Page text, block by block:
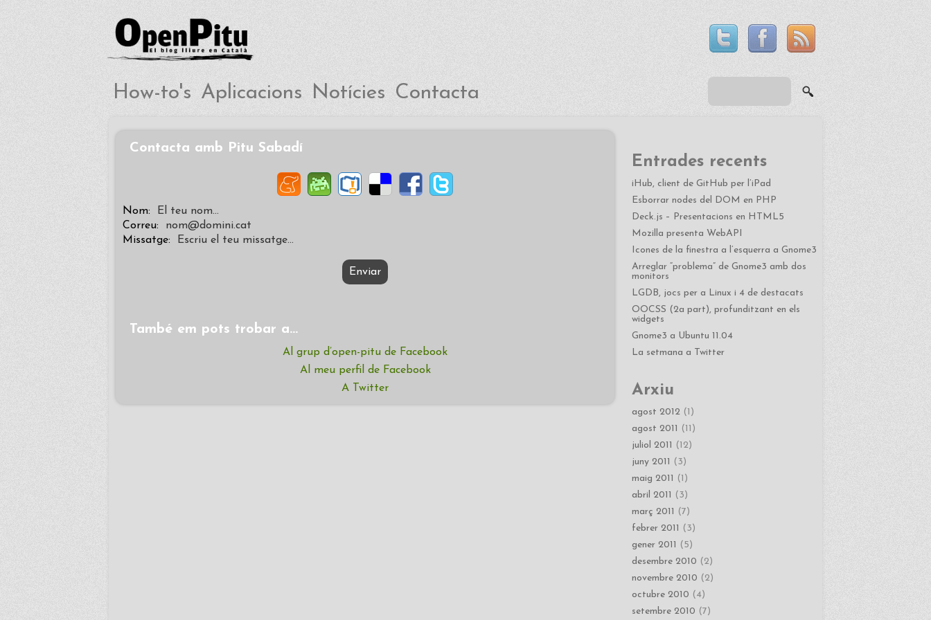
How-to's Aplicacions Notícies Contacta
Contacta amb Pitu Sabadí
Nom:
El teu nom…
Correu:
nom@domini.cat
Missatge:
Escriu el teu missatge…
Enviar
També em pots trobar a…
Al grup d’open-pitu de Facebook
Al meu perfil de Facebook
A Twitter
Entrades recents
iHub, client de GitHub per l’iPad
Esborrar nodes del DOM en PHP
Deck.js – Presentacions en HTML5
Mozilla presenta WebAPI
Icones de la finestra a l’esquerra a Gnome3
Arreglar “problema” de Gnome3 amb dos
monitors
LGDB, jocs per a Linux i 4 de destacats
OOCSS (2a part), profunditzant en els
widgets
Gnome3 a Ubuntu 11.04
La setmana a Twitter
Arxiu
agost 2012 (1)
agost 2011 (11)
juliol 2011 (12)
juny 2011 (3)
maig 2011 (1)
abril 2011 (3)
març 2011 (7)
febrer 2011 (3)
gener 2011 (5)
desembre 2010 (2)
novembre 2010 (2)
octubre 2010 (4)
setembre 2010 (7)